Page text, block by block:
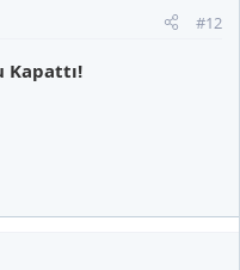
#12
Kapattı!